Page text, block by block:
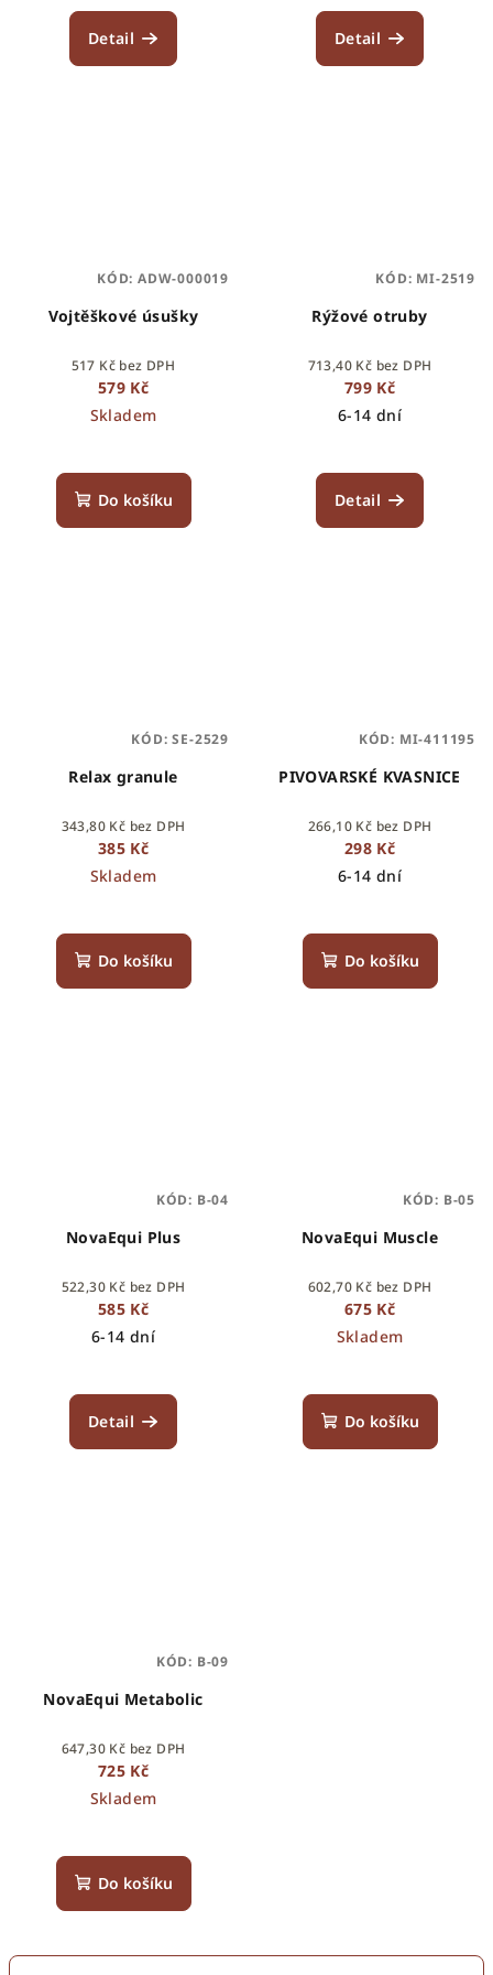
Detail Detail
Vojtěškové úsušky
517 Kč bez DPH
579 Kč
Skladem
Do košíku
KÓD: ADW-000019
Rýžové otruby
713,40 Kč bez DPH
799 Kč
6-14 dní
Detail
KÓD: MI-2519
Relax granule
343,80 Kč bez DPH
385 Kč
Skladem
Do košíku
KÓD:SE-2529
PIVOVARSKÉ KVASNICE
266,10 Kč bez DPH
298 Kč
6-14 dní
Do košíku
KÓD: MI-411195
NovaEqui Plus
522,30 Kč bez DPH
585 Kč
6-14 dní
Detail
KÓD: B-04
NovaEqui Muscle
602,70 Kč bez DPH
675 Kč
Skladem
Do košíku
KÓD: B-05
NovaEqui Metabolic
647,30 Kč bez DPH
725 Kč
Skladem
Do košíku
KÓD: B-09